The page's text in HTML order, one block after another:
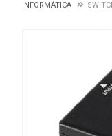
INFORMÁTICA